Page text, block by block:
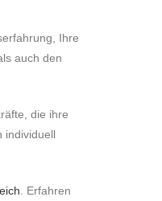
Ihre
auch den
die ihre
individuell
. Erfahren